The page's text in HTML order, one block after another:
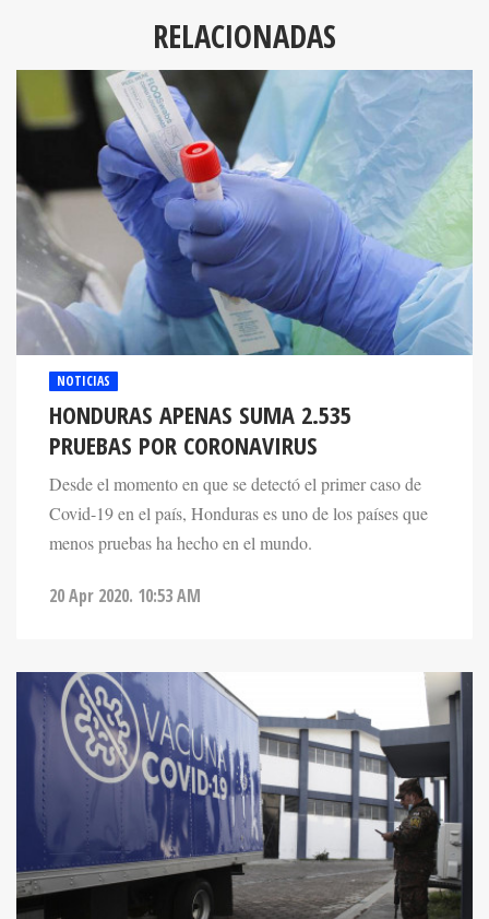
RELACIONADAS
NOTICIAS
HONDURAS APENAS SUMA 2.535
PRUEBAS POR CORONAVIRUS
Desde el momento en que se detectó el primer caso de
Covid-19 en el país, Honduras es uno de los países que
menos pruebas ha hecho en el mundo.
20 Apr 2020. 10:53 AM